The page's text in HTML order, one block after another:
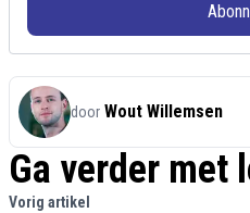
door Wout Willemsen
Ga verder met
Vorig artikel